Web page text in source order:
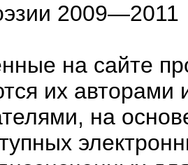
2009—2011
на сайте
их авторами
на